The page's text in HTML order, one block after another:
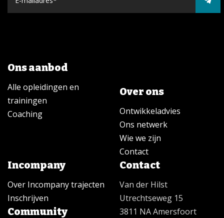
Ons aanbod
Alle opleidingen en
trainingen
Coaching
Over ons
Ontwikkeladvies
Ons netwerk
Wie we zijn
Contact
Incompany
Over Incompany trajecten
Inschrijven
Community
Contact
Van der Hilst
Utrechtseweg 15
3811 NA Amersfoort